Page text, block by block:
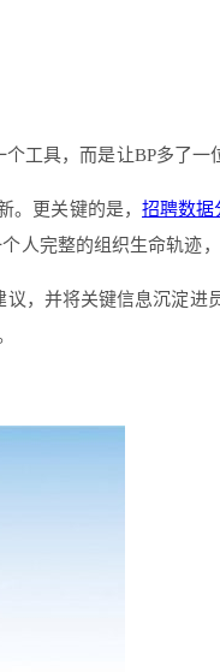
工具，而是让BP多了一
。更关键的是， 招聘数据
完整的组织生命轨迹，
，并将关键信息沉淀进